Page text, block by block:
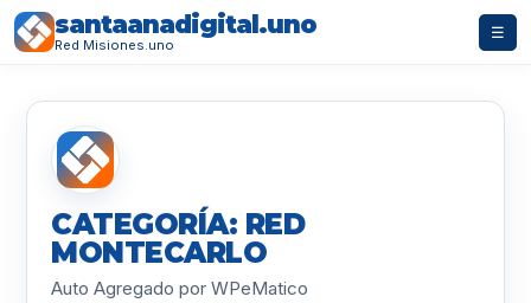
santaanadigital.uno
Red Misiones.uno
☰
CATEGORÍA: RED
MONTECARLO
Auto Agregado por WPeMatico